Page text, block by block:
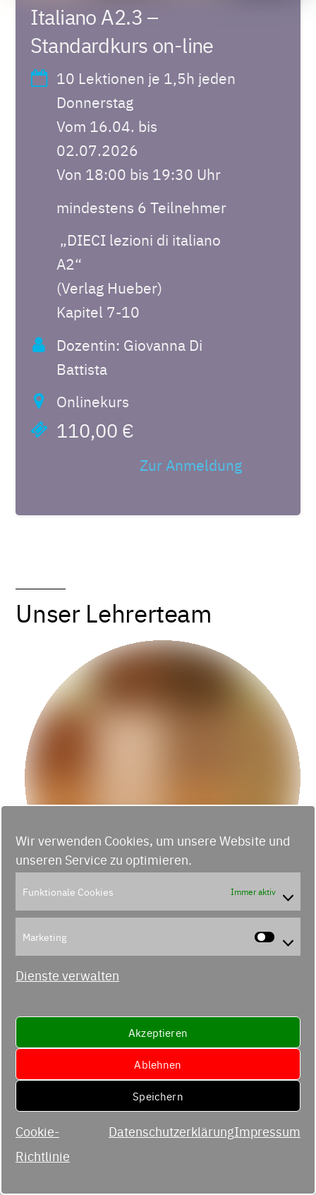
Wir verwenden Cookies, um unsere Website und
unseren Service zu optimieren.
Funktionale Cookies Immer aktiv
Marketing
Dienste verwalten
Akzeptieren
Ablehnen
Speichern
Cookie-
Richtlinie
DatenschutzerklärungImpressum
Italiano A2.3 –
Standardkurs on-line
10 Lektionen je 1,5h jeden
Donnerstag
Vom 16.04. bis
02.07.2026
Von 18:00 bis 19:30 Uhr
mindestens 6 Teilnehmer
„DIECI lezioni di italiano
A2“
(Verlag Hueber)
Kapitel 7-10
Dozentin: Giovanna Di
Battista
Onlinekurs
110,00 €
Zur Anmeldung
Unser Lehrerteam